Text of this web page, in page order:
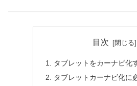
目次
タブレットをカーナビ化
タブレットカーナビ化に